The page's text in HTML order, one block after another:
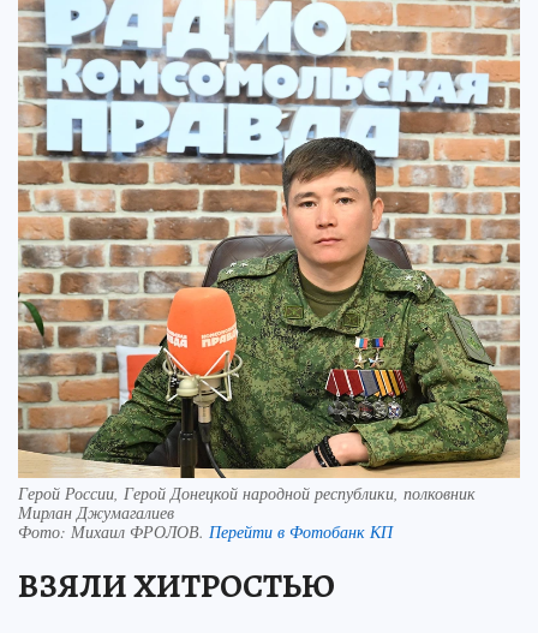
Герой России, Герой Донецкой народной республики, полковник
Мирлан Джумагалиев
Фото: Михаил ФРОЛОВ. Перейти в Фотобанк КП
ВЗЯЛИ ХИТРОСТЬЮ